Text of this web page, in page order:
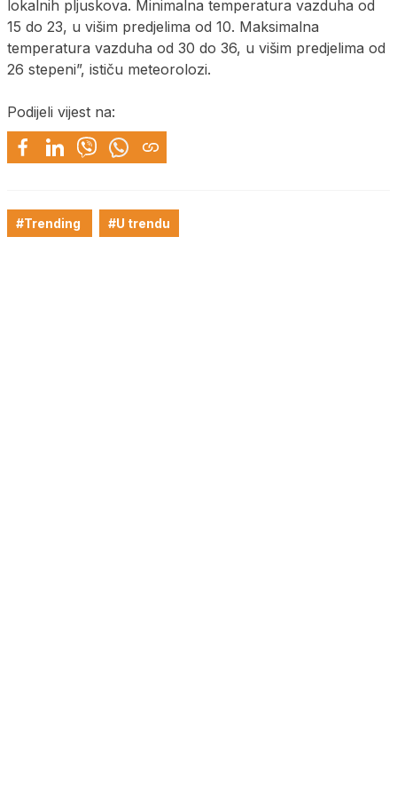
lokalnih pljuskova. Minimalna temperatura vazduha od
15 do 23, u višim predjelima od 10. Maksimalna
temperatura vazduha od 30 do 36, u višim predjelima od
26 stepeni”, ističu meteorolozi.
Podijeli vijest na:
#Trending #U trendu